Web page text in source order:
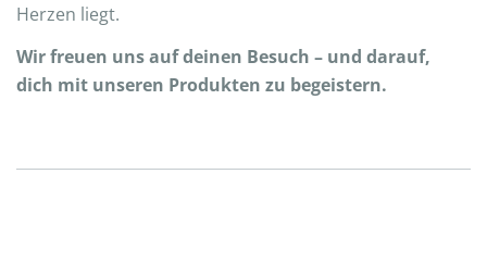
Herzen liegt.
Wir freuen uns auf deinen Besuch – und darauf,
dich mit unseren Produkten zu begeistern.